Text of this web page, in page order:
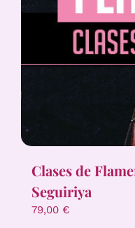
Clases de
Seguiriya
79,00 €